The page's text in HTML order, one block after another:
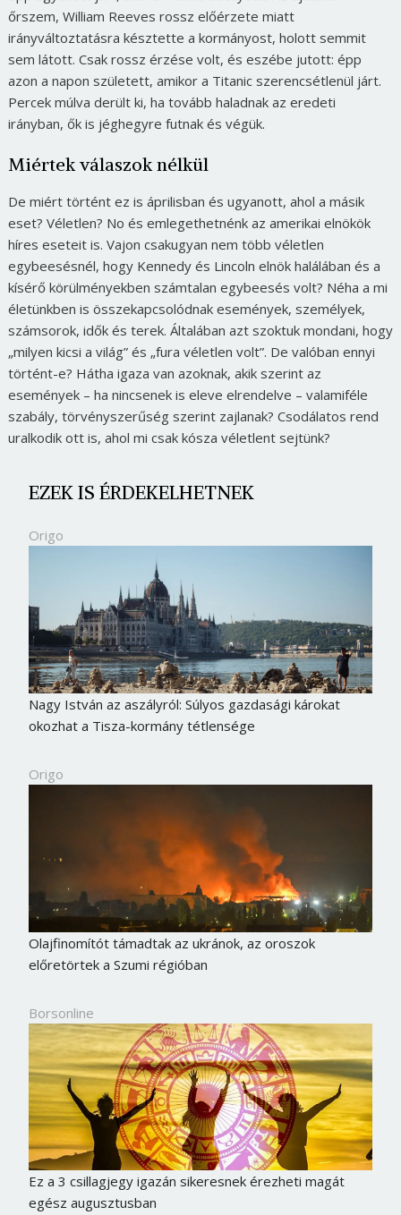
őrszem, William Reeves rossz előérzete miatt
irányváltoztatásra késztette a kormányost, holott semmit
sem látott. Csak rossz érzése volt, és eszébe jutott: épp
azon a napon született, amikor a Titanic szerencsétlenül járt.
Percek múlva derült ki, ha tovább haladnak az eredeti
irányban, ők is jéghegyre futnak és végük.
Miértek válaszok nélkül
De miért történt ez is áprilisban és ugyanott, ahol a másik
eset? Véletlen? No és emlegethetnénk az amerikai elnökök
híres eseteit is. Vajon csakugyan nem több véletlen
egybeesésnél, hogy Kennedy és Lincoln elnök halálában és a
kísérő körülményekben számtalan egybeesés volt? Néha a mi
életünkben is összekapcsolódnak események, személyek,
számsorok, idők és terek. Általában azt szoktuk mondani, hogy
„milyen kicsi a világ” és „fura véletlen volt”. De valóban ennyi
történt-e? Hátha igaza van azoknak, akik szerint az
események – ha nincsenek is eleve elrendelve – valamiféle
szabály, törvényszerűség szerint zajlanak? Csodálatos rend
uralkodik ott is, ahol mi csak kósza véletlent sejtünk?
EZEK IS ÉRDEKELHETNEK
Origo
Nagy István az aszályról: Súlyos gazdasági károkat
okozhat a Tisza-kormány tétlensége
Origo
Olajfinomítót támadtak az ukránok, az oroszok
előretörtek a Szumi régióban
Borsonline
Ez a 3 csillagjegy igazán sikeresnek érezheti magát
egész augusztusban